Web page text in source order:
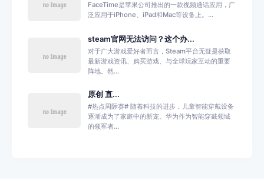
FaceTime是苹果公司推出的一款视频通话应用，广
泛应用于iPhone、iPad和Mac等设备上。...
steam官网无法访问？这个办...
对于广大游戏爱好者而言，Steam平台无疑是获取
最新游戏资讯、购买游戏、与全球玩家互动的重要
阵地。然...
原创 直...
#热点周际赛# 随着科技的进步，儿童智能穿戴设备
逐渐成为了家庭中的新宠。华为作为智能穿戴领域
的领军者...